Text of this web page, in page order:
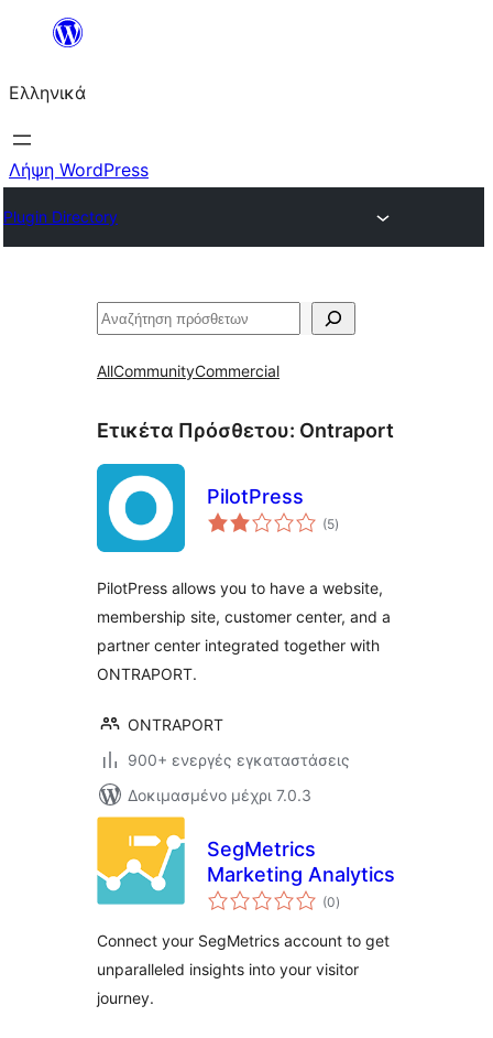
Μετάβαση
περιεχόμενο
Ελληνικά
Λήψη WordPress
Plugin Directory
Αναζήτηση
AllCommunityCommercial
Ετικέτα Πρόσθετου: Ontraport
PilotPress
(5αξιολογήσεις
σύνολο
)
PilotPress allows you to have a website,
membership site, customer center, and a
partner center integrated together with
ONTRAPORT.
ONTRAPORT
900+ ενεργές εγκαταστάσεις
Δοκιμασμένο μέχρι 7.0.3
SegMetrics
Marketing Analytics
(0αξιολογήσεις
σύνολο
)
Connect your SegMetrics account to get
unparalleled insights into your visitor
journey.